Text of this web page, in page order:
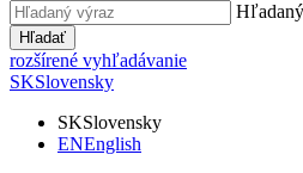
Hľadať
rozšírené vyhľadávanie
SKSlovensky
SKSlovensky
ENEnglish